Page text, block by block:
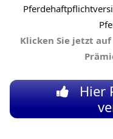
Klicken Sie jetzt
Hier